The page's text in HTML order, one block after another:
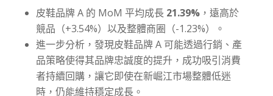
皮鞋品牌 A 的 MoM 平均成長 21.39%，遠高於
競品（+3.54%）以及整體商圈（-1.23%）。
進一步分析，發現皮鞋品牌 A 可能透過行銷、產
品策略使得其品牌忠誠度的提升，成功吸引消費
者持續回購，讓它即使在新崛江市場整體低迷
時，仍能維持穩定成長。